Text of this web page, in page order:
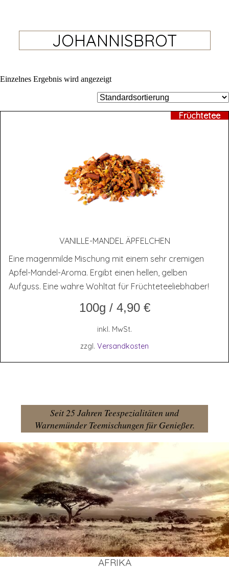
JOHANNISBROT
Einzelnes Ergebnis wird angezeigt
Früchtetee
VANIL­LE-MAN­DEL ÄPFELCHEN
Eine magenmilde Mischung mit einem sehr cremigen
Apfel-Mandel-Aroma. Ergibt einen hellen, gelben
Aufguss. Eine wahre Wohltat für Früchteteeliebhaber!
100g / 4,90 €
inkl. MwSt.
zzgl. Versandkosten
Seit 25 Jahren Teespezialitäten und
Warnemünder Teemischungen für Genießer.
AFRI­KA